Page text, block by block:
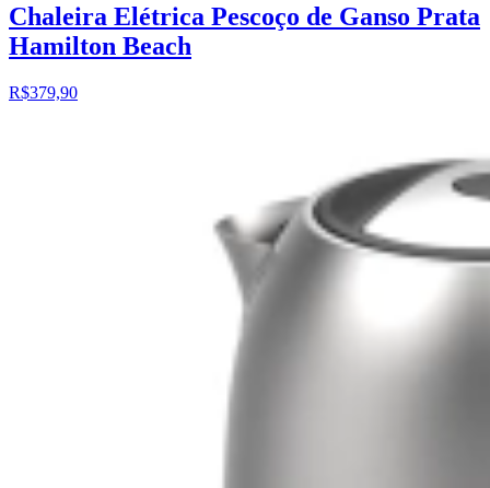
Chaleira Elétrica Pescoço de Ganso Prata
Hamilton Beach
R$379,90